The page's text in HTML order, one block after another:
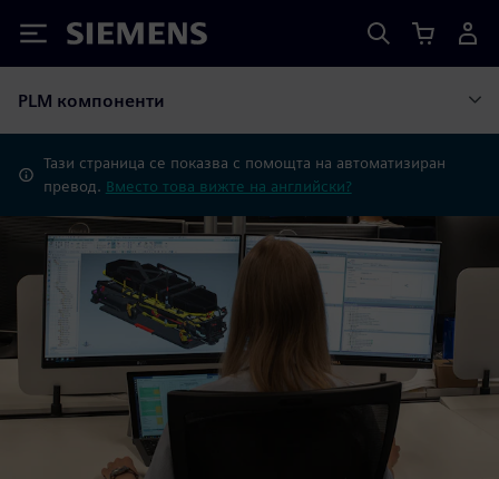
Siemens
PLM компоненти
Тази страница се показва с помощта на автоматизиран
превод. Вместо това вижте на английски?